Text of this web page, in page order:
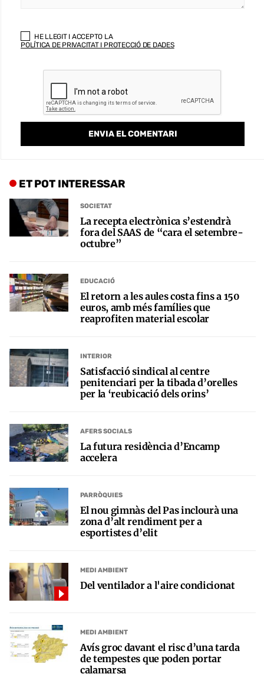
HE LLEGIT I ACCEPTO LA
POLÍTICA DE PRIVACITAT I PROTECCIÓ DE DADES
ET POT INTERESSAR
SOCIETAT
La recepta electrònica s’estendrà
fora del SAAS de “cara el setembre-
octubre”
EDUCACIÓ
El retorn a les aules costa fins a 150
euros, amb més famílies que
reaprofiten material escolar
INTERIOR
Satisfacció sindical al centre
penitenciari per la tibada d’orelles
per la ‘reubicació dels orins’
AFERS SOCIALS
La futura residència d’Encamp
accelera
PARRÒQUIES
El nou gimnàs del Pas inclourà una
zona d’alt rendiment per a
esportistes d’elit
MEDI AMBIENT
Del ventilador a l'aire condicionat
MEDI AMBIENT
Avís groc davant el risc d’una tarda
de tempestes que poden portar
calamarsa